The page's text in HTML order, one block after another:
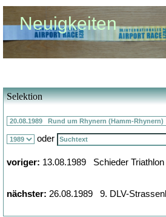
Neuigkeiten
Selektion
oder
voriger: 13.08.1989 Schieder Triathlon
nächster: 26.08.1989 9. DLV-